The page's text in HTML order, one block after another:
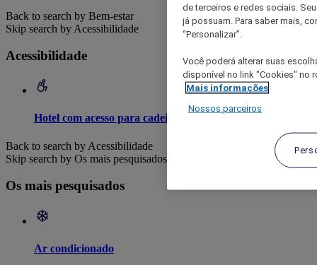
Back to search by Bem-estar
Skip search by Acessibilidade
Acessibilidade
Hotel com acesso para cadeira de rodas
Back to search by Acessibilidade
Skip search by Os mais pesquisados
Os mais pesquisados
Ar condicionado
de terceiros e redes sociais.
já possuam. Para saber mais,
“Personalizar”.
Você poderá alterar suas
disponível no link "Cookies" no
Mais informações
Nossos parceiros